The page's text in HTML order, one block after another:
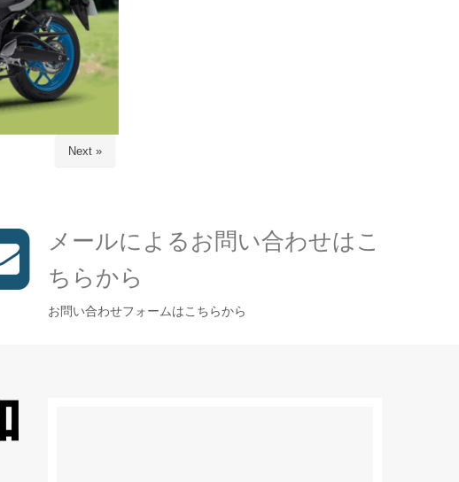
Next »
メールによるお問い合わせはこ
ちらから
お問い合わせフォームはこちらから